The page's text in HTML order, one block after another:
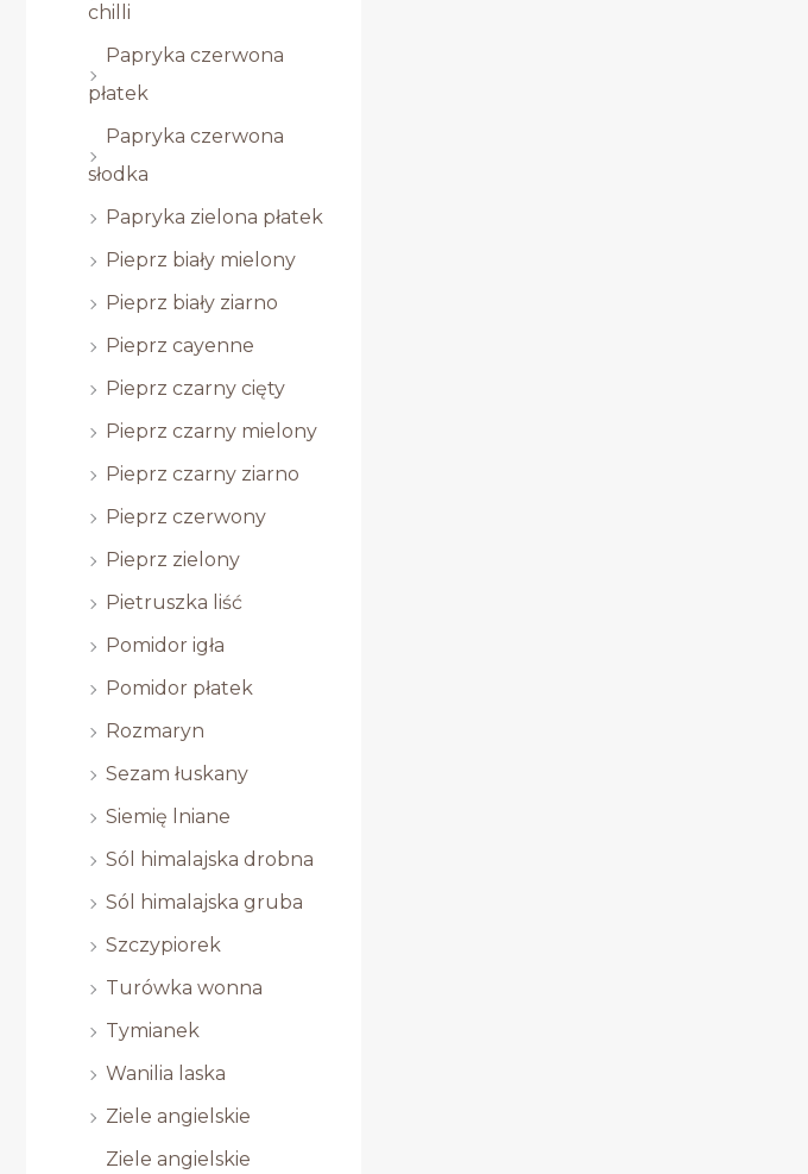
chilli
Papryka czerwona
płatek
Papryka czerwona
słodka
Papryka zielona płatek
Pieprz biały mielony
Pieprz biały ziarno
Pieprz cayenne
Pieprz czarny cięty
Pieprz czarny mielony
Pieprz czarny ziarno
Pieprz czerwony
Pieprz zielony
Pietruszka liść
Pomidor igła
Pomidor płatek
Rozmaryn
Sezam łuskany
Siemię lniane
Sól himalajska drobna
Sól himalajska gruba
Szczypiorek
Turówka wonna
Tymianek
Wanilia laska
Ziele angielskie
Ziele angielskie